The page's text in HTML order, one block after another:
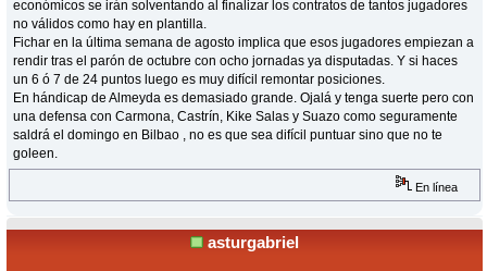
económicos se irán solventando al finalizar los contratos de tantos jugadores
no válidos como hay en plantilla.
Fichar en la última semana de agosto implica que esos jugadores empiezan a
rendir tras el parón de octubre con ocho jornadas ya disputadas. Y si haces
un 6 ó 7 de 24 puntos luego es muy difícil remontar posiciones.
En hándicap de Almeyda es demasiado grande. Ojalá y tenga suerte pero con
una defensa con Carmona, Castrín, Kike Salas y Suazo como seguramente
saldrá el domingo en Bilbao , no es que sea difícil puntuar sino que no te
goleen.
En línea
asturgabriel